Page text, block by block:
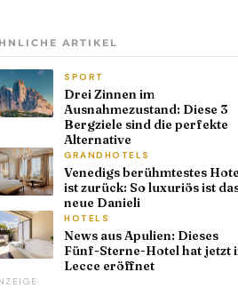
ARTIKEL
SPORT
Drei Zinnen im
Ausnahmezustand: Diese 3
Bergziele sind die perfekte
Alternative
GRANDHOTELS
Venedigs berühmtestes
ist zurück: So luxuriös ist
neue Danieli
HOTELS
News aus Apulien: Dieses
Fünf-Sterne-Hotel hat jetzt
Lecce eröffnet